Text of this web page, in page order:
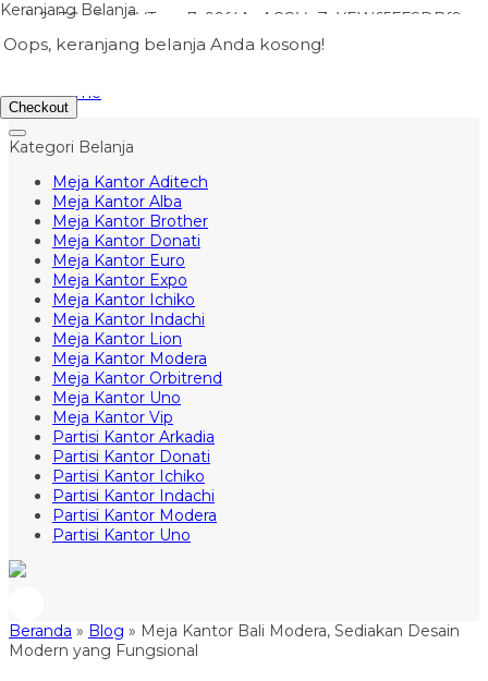
mUCn7CwGawCVTvwq7a99f4AgACOVgZvYEW65FFSDBf0
Menu
Kontak
Home
Kategori Belanja
Meja Kantor Aditech
Meja Kantor Alba
Meja Kantor Brother
Meja Kantor Donati
Meja Kantor Euro
Meja Kantor Expo
Meja Kantor Ichiko
Meja Kantor Indachi
Meja Kantor Lion
Meja Kantor Modera
Meja Kantor Orbitrend
Meja Kantor Uno
Meja Kantor Vip
Partisi Kantor Arkadia
Partisi Kantor Donati
Partisi Kantor Ichiko
Partisi Kantor Indachi
Partisi Kantor Modera
Partisi Kantor Uno
Halo, Guest!
Masuk
Keranjang Belanja
Oops, keranjang belanja Anda kosong!
Checkout
Beranda » Blog » Meja Kantor Bali Modera, Sediakan Desain
Modern yang Fungsional